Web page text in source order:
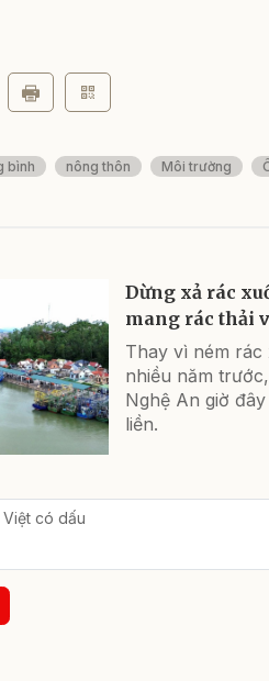
bình nông thôn Môi trường
Dừng xả rác
mang rác thải
Thay vì ném rác
nhiều năm
Nghệ An giờ
liền.